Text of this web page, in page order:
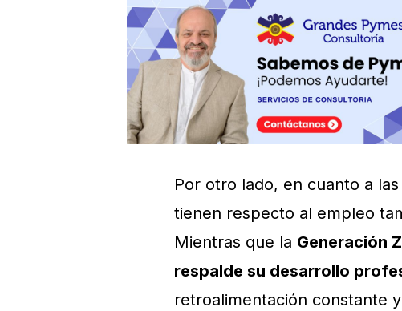
Por otro lado, en cuanto a
tienen respecto al empleo
Mientras que la Generación Z
respalde su desarrollo
retroalimentación constante